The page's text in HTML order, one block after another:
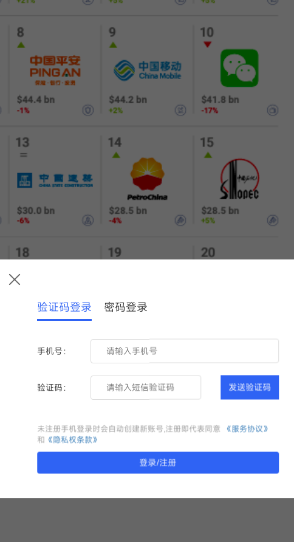
单中，2024年中国品牌价值榜单又呈现了哪些引人注目的看点呢
验证码登录 密码登录
手机号：
验证码： 发送验证码
未注册手机登录时会自动创建新账号,注册即代表同意
《服务协议》
和 《隐私权条款》
登录/注册